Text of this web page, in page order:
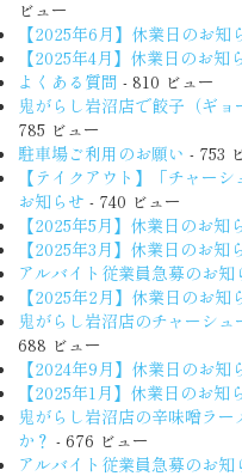
ビュー
【2025年6月】休業日のお知
【2025年4月】休業日のお知
よくある質問 - 810 ビュー
鬼がらし岩沼店で餃子（ギ
785 ビュー
駐車場ご利用のお願い - 753
【テイクアウト】「チャー
お知らせ - 740 ビュー
【2025年5月】休業日のお知
【2025年3月】休業日のお知
アルバイト従業員急募のお知
【2025年2月】休業日のお知
鬼がらし岩沼店のチャーシ
688 ビュー
【2024年9月】休業日のお知
【2025年1月】休業日のお知
鬼がらし岩沼店の辛味噌ラ
か？ - 676 ビュー
アルバイト従業員急募のお知